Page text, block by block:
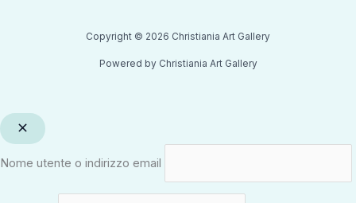
Copyright © 2026 Christiania Art Gallery
Powered by Christiania Art Gallery
Nome utente o indirizzo email